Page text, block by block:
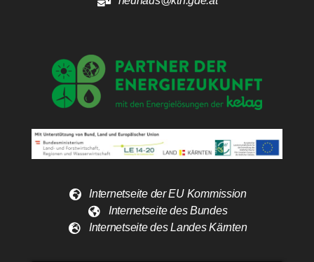
Internetseite der EU Kommission
Internetseite des Bundes
Internetseite des Landes Kärnten